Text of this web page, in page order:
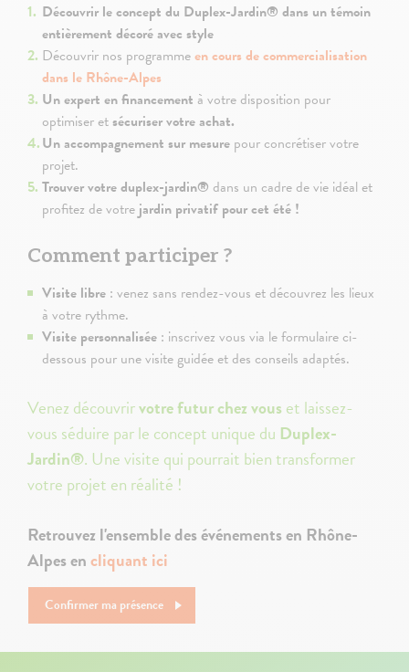
Découvrir le concept du Duplex-Jardin® dans un témoin
entièrement décoré avec style
Découvrir nos programmeen cours de commercialisation
dans le Rhône-Alpes
Un expert en financement à votre disposition pour
optimiser etsécuriser votre achat.
Un accompagnement sur mesure pour concrétiser votre
projet.
Trouver votre duplex-jardin® dans un cadre de vie idéal et
profitez de votre jardin privatif pour cet été !
Comment participer ?
Visite libre : venez sans rendez-vous et découvrez les lieux
à votre rythme.
Visite personnalisée : inscrivez vous via le formulaire ci-
dessous pour une visite guidée et des conseils adaptés.
Venez découvrirvotre futur chez vouset laissez-
vous séduire par le concept unique du Duplex-
Jardin®. Une visite qui pourrait bien transformer
votre projet en réalité !
Retrouvez l'ensemble des événements en Rhône-
Alpes encliquant ici
Confirmer ma présence